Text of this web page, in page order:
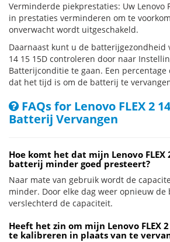
Verminderde piekprestaties: Uw Lenovo
in prestaties verminderen om te
onverwacht wordt uitgeschakeld.
Daarnaast kunt u de batterijgezondheid
14 15 15D controleren door naar
Batterijconditie te gaan. Een percentage
dat het tijd is om de batterij te
FAQs for Lenovo FLEX 2
Batterij Vervangen
Hoe komt het dat mijn Lenovo FLEX
batterij minder goed presteert?
Naar mate van gebruik wordt de
minder. Door elke dag weer opnieuw
verslechterd de capaciteit.
Heeft het zin om mijn Lenovo FLEX
te kalibreren in plaats van te